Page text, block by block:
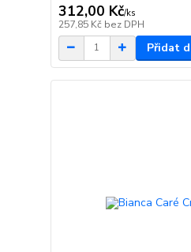
312,00 Kč/ks
257,85 Kč bez DPH
Přidat